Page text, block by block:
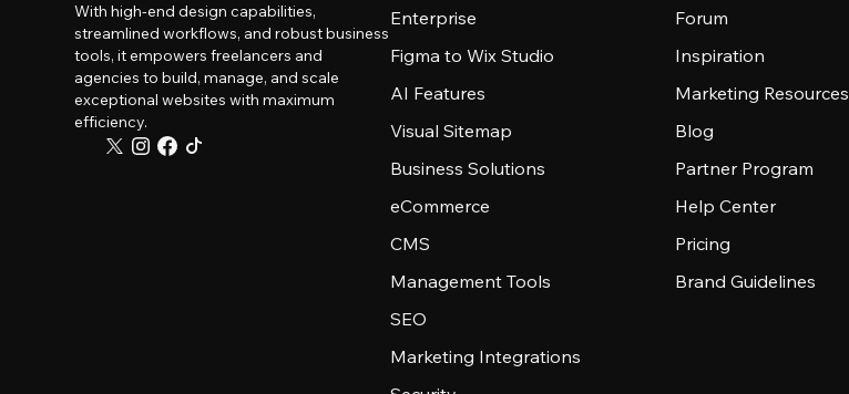
With high-end design capabilities,
streamlined workflows, and robust business
tools, it empowers freelancers and
agencies to build, manage, and scale
exceptional websites with maximum
efficiency.
Enterprise
Figma to Wix Studio
AI Features
Visual Sitemap
Business Solutions
eCommerce
CMS
Management Tools
SEO
Marketing Integrations
Forum
Inspiration
Marketing Resources
Blog
Partner Program
Help Center
Pricing
Brand Guidelines